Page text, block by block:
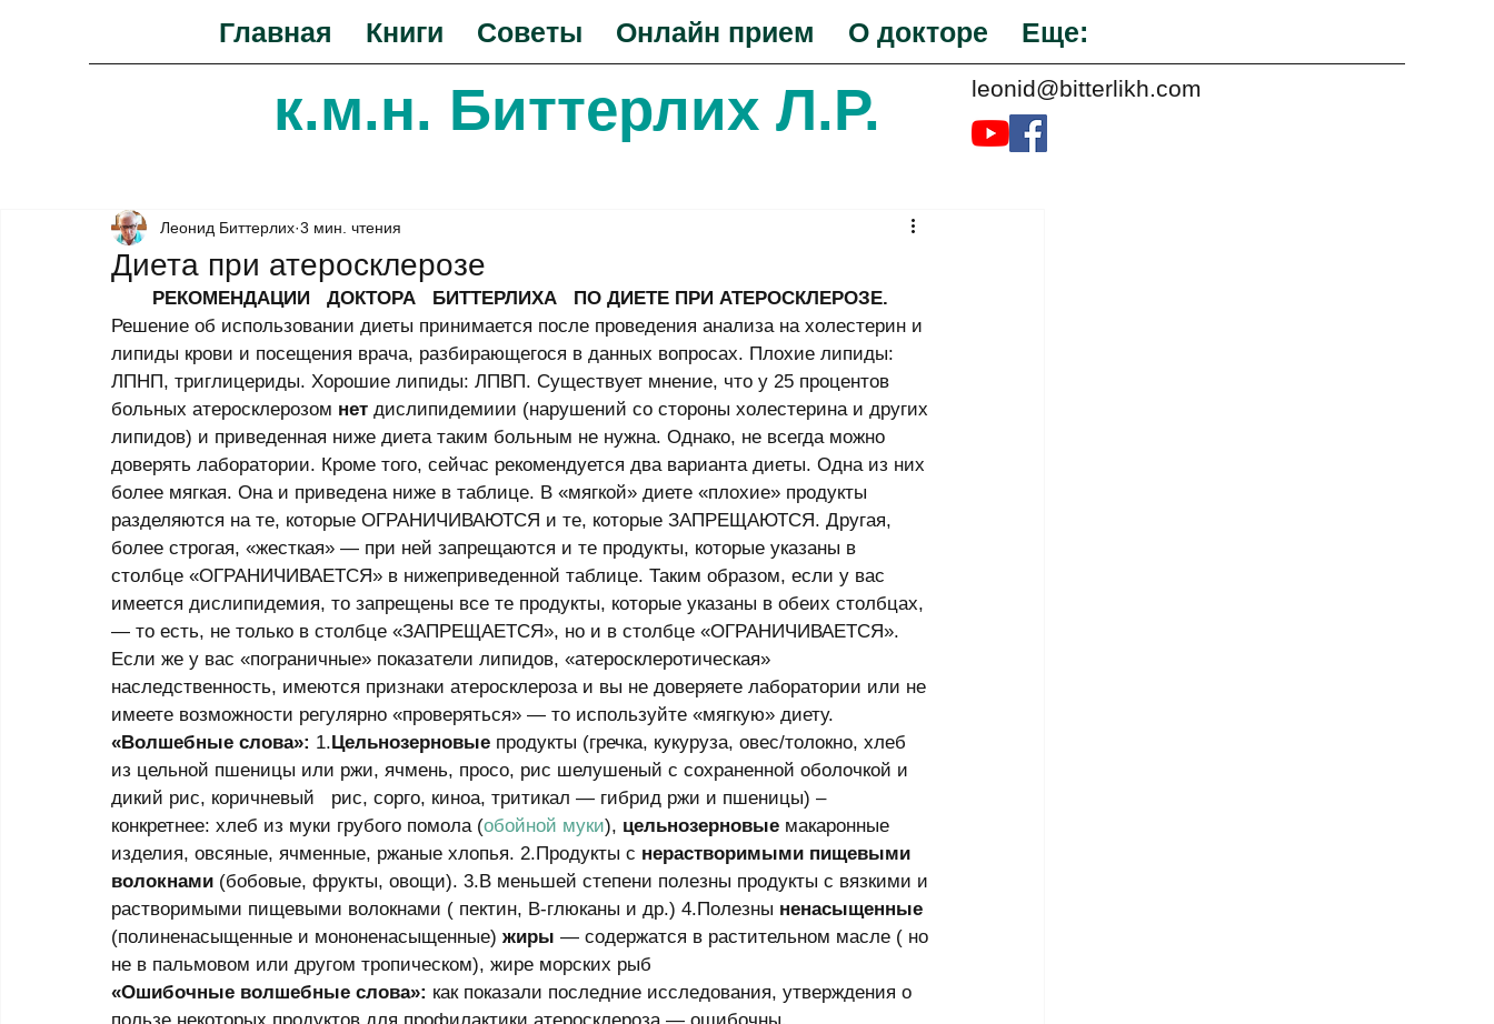
Главная Книги Советы Онлайн прием О докторе Еще:
leonid@bitterlikh.com
к.м.н. Биттерлих Л.Р.
Диета при атеросклерозе
Леонид Биттерлих 3 мин. чтения
РЕКОМЕНДАЦИИ   ДОКТОРА   БИТТЕРЛИХА   ПО ДИЕТЕ ПРИ АТЕРОСКЛЕРОЗЕ.
Решение об использовании диеты принимается после проведения анализа на холестерин и
липиды крови и посещения врача, разбирающегося в данных вопросах. Плохие липиды:
ЛПНП, триглицериды. Хорошие липиды: ЛПВП. Существует мнение, что у 25 процентов
больных атеросклерозом нет дислипидемиии (нарушений со стороны холестерина и других
липидов) и приведенная ниже диета таким больным не нужна. Однако, не всегда можно
доверять лаборатории. Кроме того, сейчас рекомендуется два варианта диеты. Одна из них
более мягкая. Она и приведена ниже в таблице. В «мягкой» диете «плохие» продукты
разделяются на те, которые ОГРАНИЧИВАЮТСЯ и те, которые ЗАПРЕЩАЮТСЯ. Другая,
более строгая, «жесткая» — при ней запрещаются и те продукты, которые указаны в
столбце «ОГРАНИЧИВАЕТСЯ» в нижеприведенной таблице. Таким образом, если у вас
имеется дислипидемия, то запрещены все те продукты, которые указаны в обеих столбцах,
— то есть, не только в столбце «ЗАПРЕЩАЕТСЯ», но и в столбце «ОГРАНИЧИВАЕТСЯ».
Если же у вас «пограничные» показатели липидов, «атеросклеротическая»
наследственность, имеются признаки атеросклероза и вы не доверяете лаборатории или не
имеете возможности регулярно «проверяться» — то используйте «мягкую» диету.
«Волшебные слова»: 1.Цельнозерновые продукты (гречка, кукуруза, овес/толокно, хлеб
из цельной пшеницы или ржи, ячмень, просо, рис шелушеный с сохраненной оболочкой и
дикий рис, коричневый   рис, сорго, киноа, тритикал — гибрид ржи и пшеницы) –
конкретнее: хлеб из муки грубого помола (обойной муки), цельнозерновые макаронные
изделия, овсяные, ячменные, ржаные хлопья. 2.Продукты с нерастворимыми пищевыми
волокнами (бобовые, фрукты, овощи). 3.В меньшей степени полезны продукты с вязкими и
растворимыми пищевыми волокнами ( пектин, В-глюканы и др.) 4.Полезны ненасыщенные
(полиненасыщенные и мононенасыщенные) жиры — содержатся в растительном масле ( но
не в пальмовом или другом тропическом), жире морских рыб
«Ошибочные волшебные слова»: как показали последние исследования, утверждения о